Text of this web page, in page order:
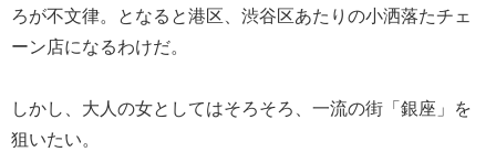
ろが不文律。となると港区、渋谷区あたりの小洒落たチェ
ーン店になるわけだ。
しかし、大人の女としてはそろそろ、一流の街「銀座」を
狙いたい。